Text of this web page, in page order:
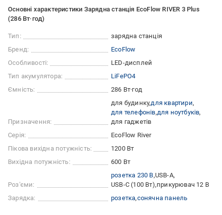
Основні характеристики Зарядна станція EcoFlow RIVER 3 Plus
(286 Вт·год)
Тип:
зарядна станція
Бренд:
EcoFlow
Особливості:
LED-дисплей
Тип акумулятора:
LiFePO4
Ємність:
286 Вт·год
Призначення:
для будинку для квартири
для телефонів для ноутбуків
для гаджетів
Серія:
EcoFlow River
Пікова вихідна потужність:
1200 Вт
Вихідна потужність:
600 Вт
Роз'єми:
розетка 230 В USB-A
USB-C (100 Вт) прикурювач 12 В
Зарядка:
розетка сонячна панель